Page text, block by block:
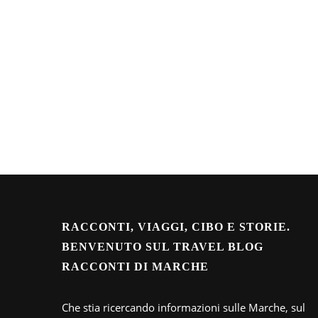
RACCONTI, VIAGGI, CIBO E STORIE.
BENVENUTO SUL TRAVEL BLOG
RACCONTI DI MARCHE
Che stia ricercando informazioni sulle Marche, sul